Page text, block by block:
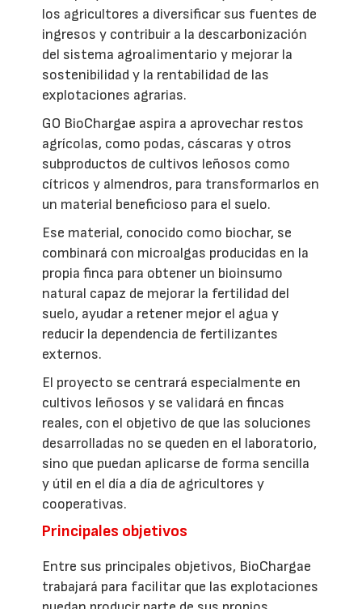
los agricultores a diversificar sus fuentes de
ingresos y contribuir a la descarbonización
del sistema agroalimentario y mejorar la
sostenibilidad y la rentabilidad de las
explotaciones agrarias.
GO BioChargae aspira a aprovechar restos
agrícolas, como podas, cáscaras y otros
subproductos de cultivos leñosos como
cítricos y almendros, para transformarlos en
un material beneficioso para el suelo.
Ese material, conocido como biochar, se
combinará con microalgas producidas en la
propia finca para obtener un bioinsumo
natural capaz de mejorar la fertilidad del
suelo, ayudar a retener mejor el agua y
reducir la dependencia de fertilizantes
externos.
El proyecto se centrará especialmente en
cultivos leñosos y se validará en fincas
reales, con el objetivo de que las soluciones
desarrolladas no se queden en el laboratorio,
sino que puedan aplicarse de forma sencilla
y útil en el día a día de agricultores y
cooperativas.
Principales objetivos
Entre sus principales objetivos, BioChargae
trabajará para facilitar que las explotaciones